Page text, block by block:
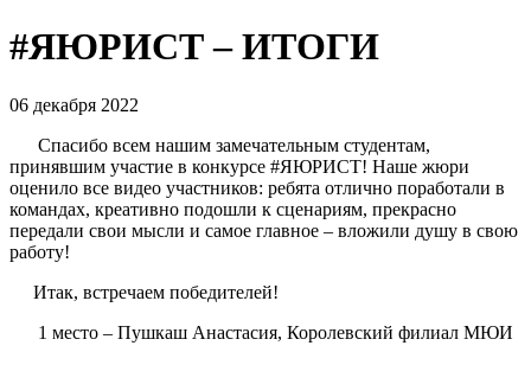
#ЯЮРИСТ – ИТОГИ
06 декабря 2022
Спасибо всем нашим замечательным студентам,
принявшим участие в конкурсе #ЯЮРИСТ! Наше жюри
оценило все видео участников: ребята отлично поработали в
командах, креативно подошли к сценариям, прекрасно
передали свои мысли и самое главное – вложили душу в свою
работу!
Итак, встречаем победителей!
1 место – Пушкаш Анастасия, Королевский филиал МЮИ